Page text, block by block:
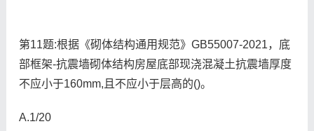
第11题:根据《砌体结构通用规范》GB55007-2021，底
部框架-抗震墙砌体结构房屋底部现浇混凝土抗震墙厚度
不应小于160mm,且不应小于层高的()。
A.1/20